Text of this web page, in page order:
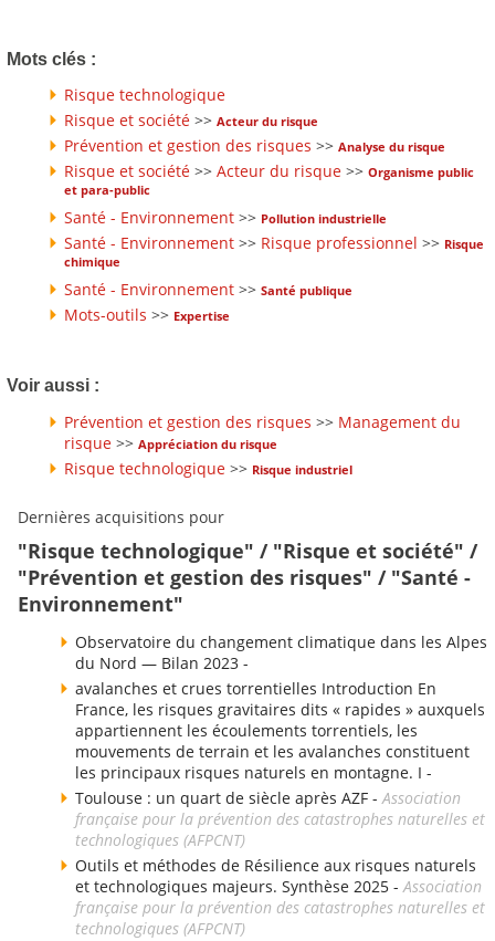
Mots clés :
Risque technologique
Risque et société >> Acteur du risque
Prévention et gestion des risques >> Analyse du risque
Risque et société >> Acteur du risque >> Organisme public
et para-public
Santé - Environnement >> Pollution industrielle
Santé - Environnement >> Risque professionnel >> Risque
chimique
Santé - Environnement >> Santé publique
Mots-outils >> Expertise
Voir aussi :
Prévention et gestion des risques >> Management du
risque >> Appréciation du risque
Risque technologique >> Risque industriel
Dernières acquisitions pour
"Risque technologique" / "Risque et société" /
"Prévention et gestion des risques" / "Santé -
Environnement"
Observatoire du changement climatique dans les Alpes
du Nord — Bilan 2023 -
avalanches et crues torrentielles Introduction En
France, les risques gravitaires dits « rapides » auxquels
appartiennent les écoulements torrentiels, les
mouvements de terrain et les avalanches constituent
les principaux risques naturels en montagne. I -
Toulouse : un quart de siècle après AZF -Association
française pour la prévention des catastrophes naturelles et
technologiques (AFPCNT)
Outils et méthodes de Résilience aux risques naturels
et technologiques majeurs. Synthèse 2025 -Association
française pour la prévention des catastrophes naturelles et
technologiques (AFPCNT)